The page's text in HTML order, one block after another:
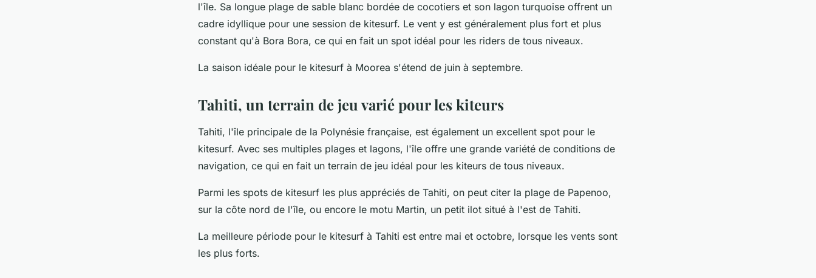
l'île. Sa longue plage de sable blanc bordée de cocotiers et son lagon turquoise offrent un
cadre idyllique pour une session de kitesurf. Le vent y est généralement plus fort et plus
constant qu'à Bora Bora, ce qui en fait un spot idéal pour les riders de tous niveaux.
La saison idéale pour le kitesurf à Moorea s'étend de juin à septembre.
Tahiti, un terrain de jeu varié pour les kiteurs
Tahiti, l'île principale de la Polynésie française, est également un excellent spot pour le
kitesurf. Avec ses multiples plages et lagons, l'île offre une grande variété de conditions de
navigation, ce qui en fait un terrain de jeu idéal pour les kiteurs de tous niveaux.
Parmi les spots de kitesurf les plus appréciés de Tahiti, on peut citer la plage de Papenoo,
sur la côte nord de l'île, ou encore le motu Martin, un petit ilot situé à l'est de Tahiti.
La meilleure période pour le kitesurf à Tahiti est entre mai et octobre, lorsque les vents sont
les plus forts.